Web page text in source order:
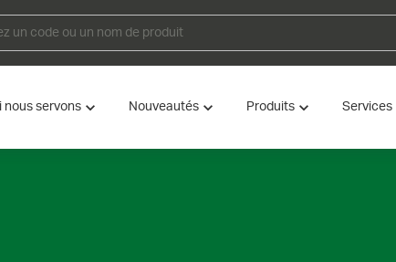
nous servons Nouveautés Produits Services